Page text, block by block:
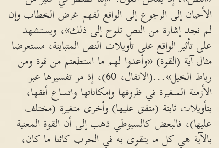
الأحيان إلى الرجوع إلى الواقع لفهم غرض الخطاب وإن
لم نجد إشارة من النص تلوح إلى ذلك»، ويستشهد
على تأثير الواقع على تأويلات النص المتباينة، مستعرضا
مثال آية (القوة) «وأعدوا لهم ما استطعتم من قوة ومن
رباط الخيل»...(الانفال، 60)، إذ مر تفسيرها عبر
الأزمنة المتغيرة في ظروفها وإمكاناتها واتساع أفقها،
بتأويلات ثابتة (متفق عليها) وأخرى متغيرة (مختلف
عليها)، فالبعض كالسيوطي ذهب إلى أن القوة المعنية
بالآية هي كل ما يتقوى به في الحرب كائنا ما كان،